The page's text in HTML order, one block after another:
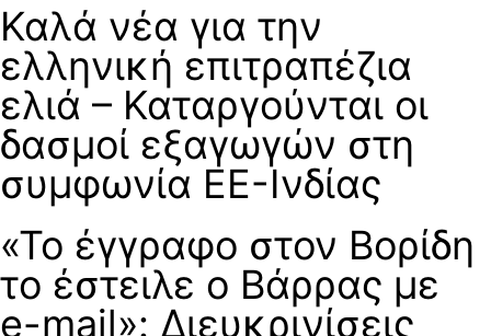
Καλά νέα για την
ελληνική επιτραπέζια
ελιά – Καταργούνται οι
δασμοί εξαγωγών στη
συμφωνία ΕΕ-Ινδίας
«Το έγγραφο στον Βορίδη
το έστειλε ο Βάρρας με
e-mail»: Διευκρινίσεις